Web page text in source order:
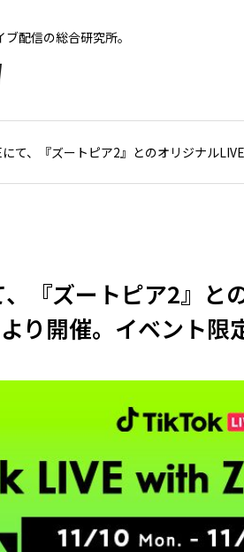
配信の総合研究所。
て、『ズートピア2』とのオリジナル
『ズートピア2』と
り開催。イベント限